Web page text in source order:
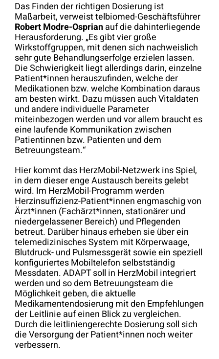
Das Finden der richtigen Dosierung ist
Maßarbeit, verweist telbiomed-Geschäftsführer
Robert Modre-Osprianauf die dahinterliegende
Herausforderung. „Es gibt vier große
Wirkstoffgruppen, mit denen sich nachweislich
sehr gute Behandlungserfolge erzielen lassen.
Die Schwierigkeit liegt allerdings darin, einzelne
Patient*innen herauszufinden, welche der
Medikationen bzw. welche Kombination daraus
am besten wirkt. Dazu müssen auch Vitaldaten
und andere individuelle Parameter
miteinbezogen werden und vor allem braucht es
eine laufende Kommunikation zwischen
Patientinnen bzw. Patienten und dem
Betreuungsteam.“
Hier kommt das HerzMobil-Netzwerk ins Spiel,
in dem dieser enge Austausch bereits gelebt
wird. Im HerzMobil-Programm werden
Herzinsuffizienz-Patient*innen engmaschig von
Ärzt*innen (Fachärzt*innen, stationärer und
niedergelassener Bereich) und Pflegenden
betreut. Darüber hinaus erheben sie über ein
telemedizinisches System mit Körperwaage,
Blutdruck- und Pulsmessgerät sowie ein speziell
konfiguriertes Mobiltelefon selbstständig
Messdaten. ADAPT soll in HerzMobil integriert
werden und so dem Betreuungsteam die
Möglichkeit geben, die aktuelle
Medikamentendosierung mit den Empfehlungen
der Leitlinie auf einen Blick zu vergleichen.
Durch die leitliniengerechte Dosierung soll sich
die Versorgung der Patient*innen noch weiter
verbessern.